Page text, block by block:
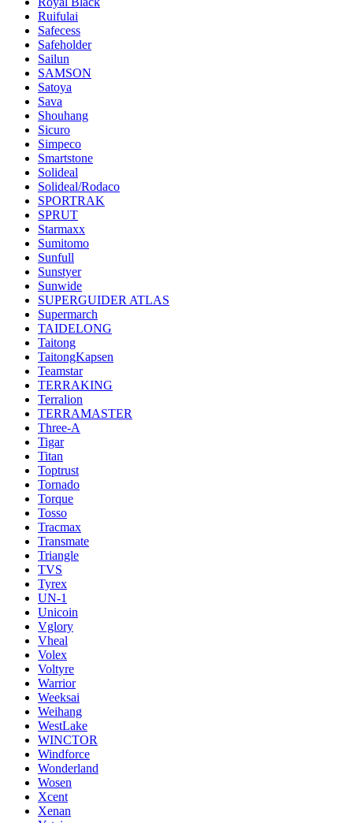
Ruifulai
Safecess
Safeholder
Sailun
SAMSON
Satoya
Sava
Shouhang
Sicuro
Simpeco
Smartstone
Solideal
Solideal/Rodaco
SPORTRAK
SPRUT
Starmaxx
Sumitomo
Sunfull
Sunstyer
Sunwide
SUPERGUIDER ATLAS
Supermarch
TAIDELONG
Taitong
TaitongKapsen
Teamstar
TERRAKING
Terralion
TERRAMASTER
Three-A
Tigar
Titan
Toptrust
Tornado
Torque
Tosso
Tracmax
Transmate
Triangle
TVS
Tyrex
UN-1
Unicoin
Vglory
Vheal
Volex
Voltyre
Warrior
Weeksai
Weihang
WestLake
WINCTOR
Windforce
Wonderland
Wosen
Xcent
Xenan